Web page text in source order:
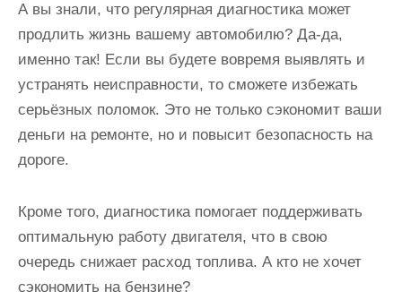
А вы знали, что регулярная диагностика может
продлить жизнь вашему автомобилю? Да-да,
именно так! Если вы будете вовремя выявлять и
устранять неисправности, то сможете избежать
серьёзных поломок. Это не только сэкономит ваши
деньги на ремонте, но и повысит безопасность на
дороге.
Кроме того, диагностика помогает поддерживать
оптимальную работу двигателя, что в свою
очередь снижает расход топлива. А кто не хочет
сэкономить на бензине?